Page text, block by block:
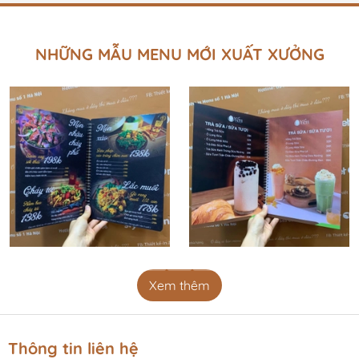
nhiều món, hoặc thêm các món mới, phong cách sang
💚Anh chị chủ quán nào cần dịch vụ thiết kế và in ấn
menu đẹp tăng doanh thu cho quán, nhà hàng, quán
trà sữa, cafe, tiệm nails, spa… thì hãy liên hệ để được
tư vấn mẫu mã phù hợp và vừa vặn chi phí hợp lý nhé!
CAM KẾT CHẤT LƯỢNG SẢN PHẨM CHUẨN - ĐẸP HOÀN
TIỀN VÀ MIỄN PHÍ ĐỔI TRẢ NẾU SAI CAM KẾT QUY
TRÌNH THIẾT KẾ
Chỉnh sửa, blend màu hình ảnh miễn phí. In test
menu (test màu hoặc làm thành phẩm cuốn nếu
NHỮNG MẪU MENU MỚI XUẤT XƯỞNG
Xem thêm
Thông tin liên hệ